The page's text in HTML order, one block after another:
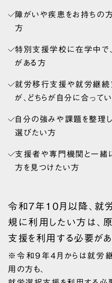
障がいや疾患をお持ちの
方
特別支援学校に在学中で
がある方
就労移行支援や就労継続
が、どちらが自分に合って
自分の強みや課題を整理し
選びたい方
支援者や専門機関と一緒
方を見つけたい方
令和７年10月以降、就
規に 利用したい方は、
支援を 利用する必要があ
※令和9年4月からは就労
用の方も、